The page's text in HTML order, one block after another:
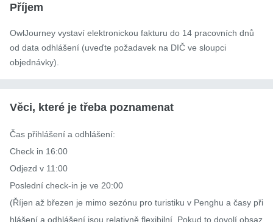
Příjem
OwlJourney vystaví elektronickou fakturu do 14 pracovních dnů
od data odhlášení (uveďte požadavek na DIČ ve sloupci
objednávky).
Věci, které je třeba poznamenat
Čas přihlášení a odhlášení:
Check in 16:00
Odjezd v 11:00
Poslední check-in je ve 20:00
(Říjen až březen je mimo sezónu pro turistiku v Penghu a časy při
hlášení a odhlášení jsou relativně flexibilní. Pokud to dovolí obsaz